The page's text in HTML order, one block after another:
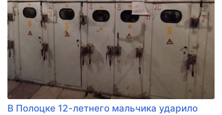
В Полоцке 12-летнего мальчика ударило